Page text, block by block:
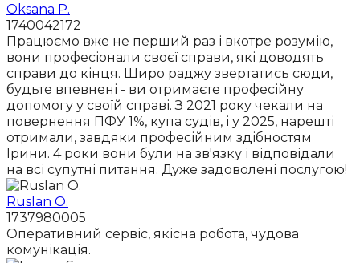
Oksana P.
1740042172
Працюємо вже не перший раз і вкотре розумію,
вони професіонали своєї справи, які доводять
справи до кінця. Щиро раджу звертатись сюди,
будьте впевнені - ви отримаєте професійну
допомогу у своїй справі. З 2021 року чекали на
повернення ПФУ 1%, купа судів, і у 2025, нарешті
отримали, завдяки професійним здібностям
Ірини. 4 роки вони були на зв'язку і відповідали
на всі супутні питання. Дуже задоволені послугою!
Ruslan O.
1737980005
Оперативний сервіс, якісна робота, чудова
комунікація.